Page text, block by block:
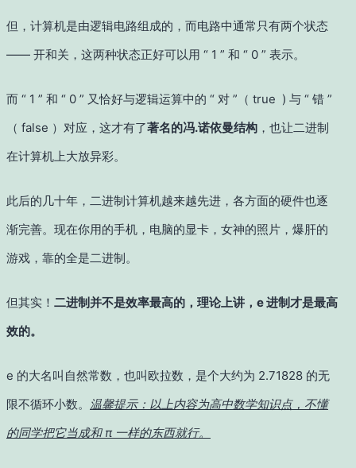
但，计算机是由逻辑电路组成的，而电路中通常只有两个状态
—— 开和关，这两种状态正好可以用 “ 1 ” 和 “ 0 ” 表示。
而 “ 1 ” 和 “ 0 ” 又恰好与逻辑运算中的 “ 对 ” （ true ) 与 “ 错 ”
（ false ） 对应，这才有了著名的冯.诺依曼结构 ，也让二进制
在计算机上大放异彩。
此后的几十年，二进制计算机越来越先进，各方面的硬件也逐
渐完善。现在你用的手机，电脑的显卡，女神的照片，爆肝的
游戏，靠的全是二进制。
但其实！ 二进制并不是效率最高的，理论上讲，e 进制才是最高
效的。
e 的大名叫自然常数，也叫欧拉数，是个大约为 2.71828 的无
限不循环小数。 温馨提示：以上内容为高中数学知识点，不懂
的同学把它当成和 π 一样的东西就行。